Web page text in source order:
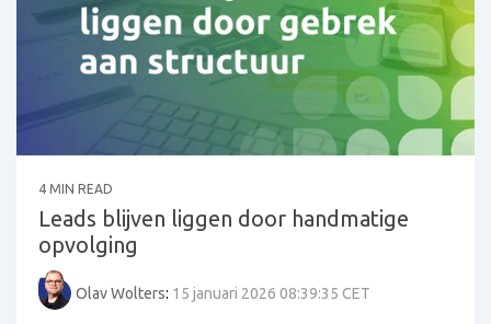
4 MIN READ
Leads blijven liggen door handmatige
opvolging
Olav Wolters: 15 januari 2026 08:39:35 CET